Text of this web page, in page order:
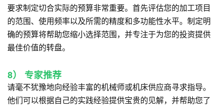
要求制定切合实际的预算非常重要。首先评估您的加工项目
的范围、使用频率以及所需的精度和多功能性水平。制定明
确的预算将帮助您缩小选择范围，并专注于为您的投资提供
最佳价值的转盘。
8） 专家推荐
请毫不犹豫地向经验丰富的机械师或机床供应商寻求指导。
他们可以根据自己的实践经验提供宝贵的见解，并帮助您了